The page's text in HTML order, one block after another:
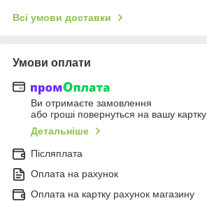
Всі умови доставки
Умови оплати
Ви отримаєте замовлення
або гроші повернуться на вашу картку
Детальніше
Післяплата
Оплата на рахунок
Оплата на картку рахунок магазину